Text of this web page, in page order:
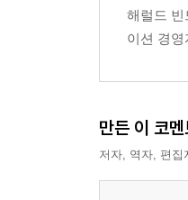
해럴드 빈
이션 경
만든 이 코
저자, 역자, 편집